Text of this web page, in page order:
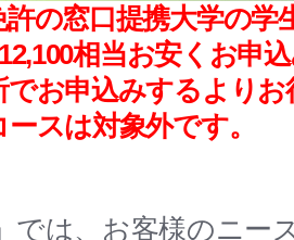
許の窓口提携大学の学
相当お安くお申
でお申込みするよりお
スは対象外です。
では、お客様のニー